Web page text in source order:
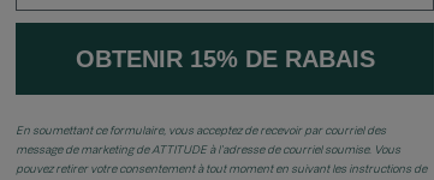
OBTENIR 15% DE RABAIS
En soumettant ce formulaire, vous acceptez de recevoir par courriel des
message de marketing de ATTITUDE à l’adresse de courriel soumise. Vous
pouvez retirer votre consentement à tout moment en suivant les instructions de